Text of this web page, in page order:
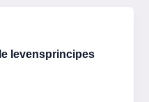
levensprincipes